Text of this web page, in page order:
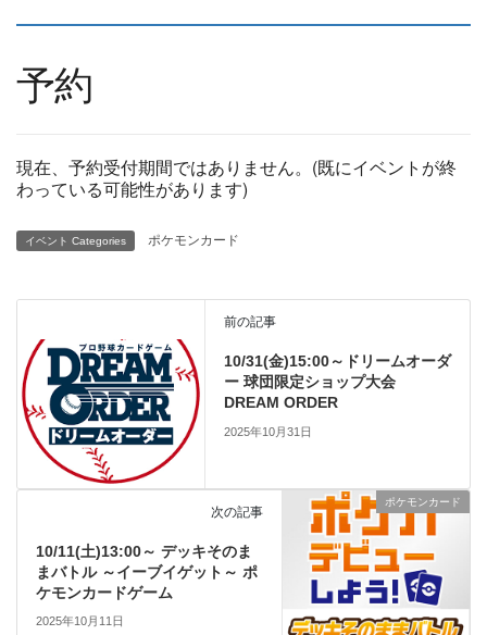
予約
現在、予約受付期間ではありません。(既にイベントが終
わっている可能性があります)
イベント Categories ポケモンカード
前の記事
10/31(金)15:00～ドリームオーダ
ー 球団限定ショップ大会
DREAM ORDER
2025年10月31日
ポケモンカード
次の記事
10/11(土)13:00～ デッキそのま
まバトル ～イーブイゲット～ ポ
ケモンカードゲーム
2025年10月11日